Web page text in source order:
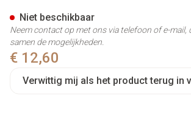
€ 12,60
Verwittig mij als het product terug in
Niet beschikbaar
Neem contact op met ons via telefoon of e-mail,
samen de mogelijkheden.